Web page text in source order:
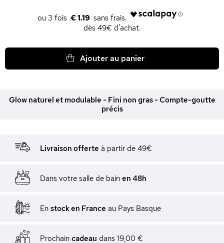
€ 1.19
dès 49€ d'achat.
Ajouter au panier
Glow naturel et modulable - Fini non gras - Compte-goutte
précis
Livraison offerte à partir de 49€
Dans votre salle de bain en 48h
En stock en France au Pays Basque
Prochain cadeau dans 19,00 €